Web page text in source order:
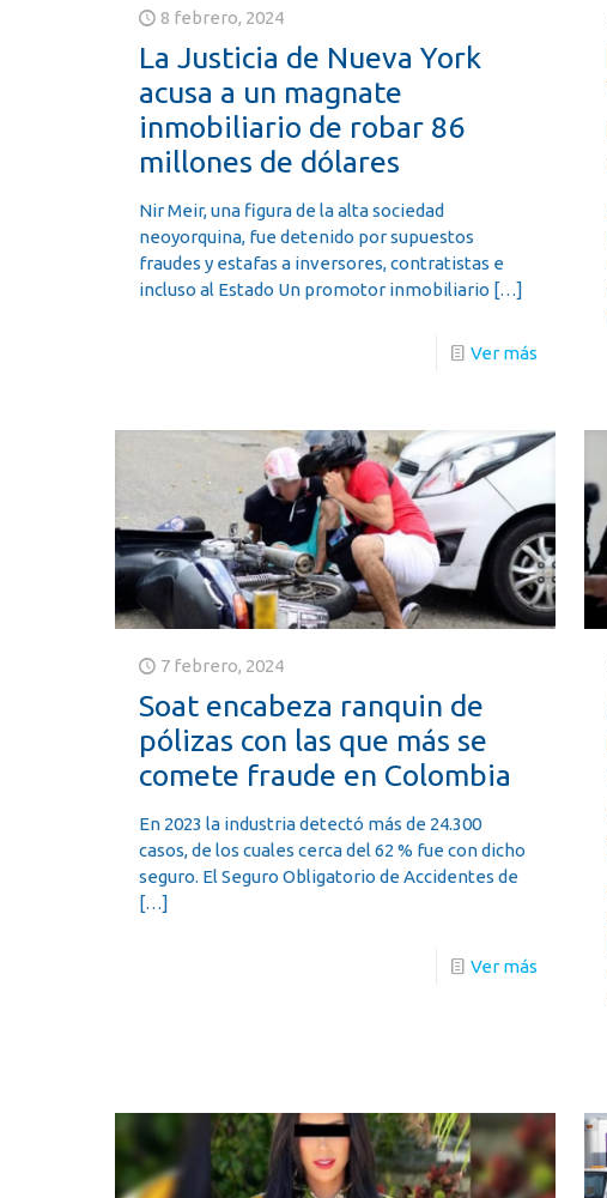
8 febrero, 2024
La Justicia de Nueva York
acusa a un magnate
inmobiliario de robar 86
millones de dólares
Nir Meir, una figura de la alta sociedad
neoyorquina, fue detenido por supuestos
fraudes y estafas a inversores, contratistas e
incluso al Estado Un promotor inmobiliario […]
Ver más
7 febrero, 2024
Soat encabeza ranquin de
pólizas con las que más se
comete fraude en Colombia
En 2023 la industria detectó más de 24.300
casos, de los cuales cerca del 62 % fue con dicho
seguro. El Seguro Obligatorio de Accidentes de
[…]
Ver más